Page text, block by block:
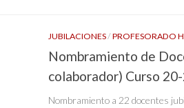
JUBILACIONES/PROFESORADO
Nombramiento de
colaborador) Curso
Nombramiento a 22 docentes